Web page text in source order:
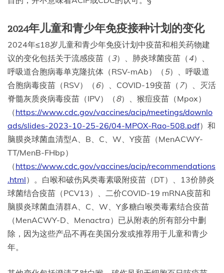
2024年儿童和青少年免疫接种计划的变化
2024年≤18岁儿童和青少年免疫计划中疫苗和相关药物建
议的变化包括关于流感疫苗（3）、肺炎球菌疫苗（4）、
呼吸道合胞病毒单克隆抗体（RSV-mAb）（5）、呼吸道
合胞病毒疫苗（RSV）（ 6）、COVID-19疫苗（ 7）、灭活
脊髓灰质炎病毒疫苗（IPV）（8）、猴痘疫苗（Mpox）
（https://www.cdc.gov/vaccines/acip/meetings/downlo
ads/slides-2023-10-25-26/04-MPOX-Rao-508.pdf）和
脑膜炎球菌血清型A、B、C、W、Y疫苗（MenACWY-
TT/MenB-FHbp）
（https://www.cdc.gov/vaccines/acip/recommendations
.html）。白喉和破伤风类毒素吸附疫苗（DT）、13价肺炎
球菌结合疫苗（PCV13）、二价COVID-19 mRNA疫苗和
脑膜炎球菌血清群A、C、W、Y多糖白喉类毒素结合疫苗
（MenACWY-D、Menactra）已从附表的所有部分中删
除，因为这些产品不再在美国分发或推荐用于儿童和青少
年。